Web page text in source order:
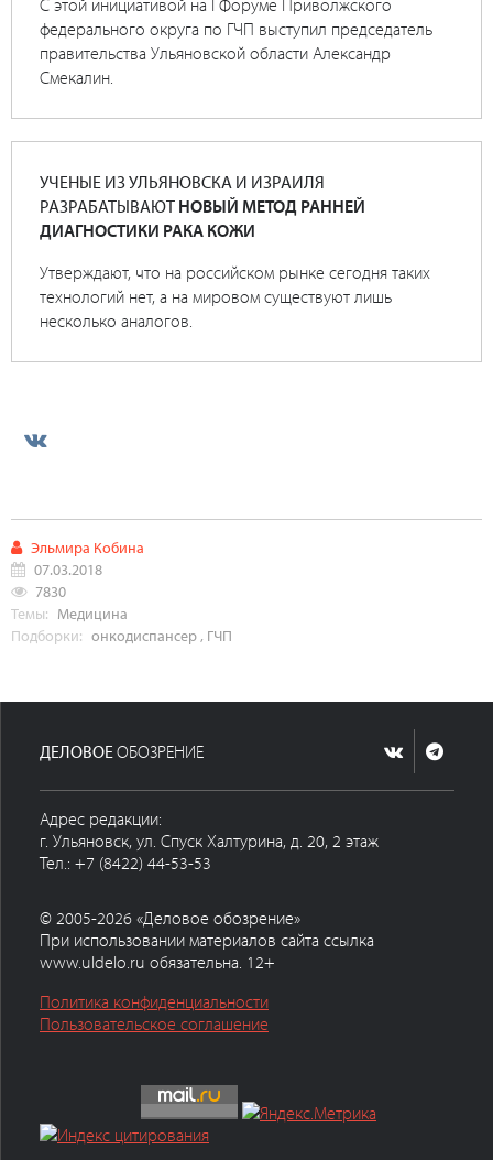
федерального округа по ГЧП выступил председатель
правительства Ульяновской области Александр
Смекалин.
УЧЕНЫЕ ИЗ УЛЬЯНОВСКА И ИЗРАИЛЯ
РАЗРАБАТЫВАЮТ НОВЫЙ МЕТОД РАННЕЙ
ДИАГНОСТИКИ РАКА КОЖИ
Утверждают, что на российском рынке сегодня таких
технологий нет, а на мировом существуют лишь
несколько аналогов.
Эльмира Кобина
07.03.2018
7830
Темы: Медицина
Подборки: онкодиспансер , ГЧП
ДЕЛОВОЕ ОБОЗРЕНИЕ
Адрес редакции:
г. Ульяновск, ул. Спуск Халтурина, д. 20, 2 этаж
Тел.: +7 (8422) 44-53-53
© 2005-2026 «Деловое обозрение»
При использовании материалов сайта ссылка
www.uldelo.ru обязательна. 12+
Политика конфиденциальности
Пользовательское соглашение